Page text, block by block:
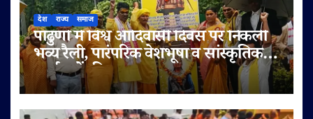
देश राज्य समाज
पांढुर्णा में विश्व आदिवासी दिवस पर निकली
भव्य रैली, पारंपरिक वेशभूषा व सांस्कृतिक
कार्यक्रमों की धूम